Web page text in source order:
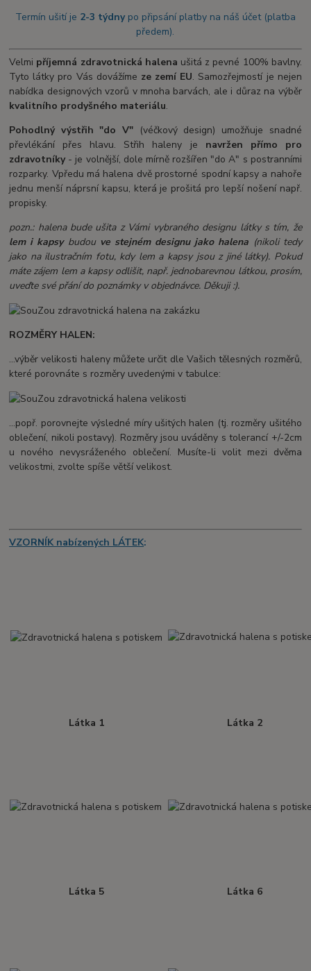
Termín ušití je 2-3 týdny po připsání platby na náš účet (platba
předem).
Velmi příjemná zdravotnická halena ušitá z pevné 100% bavlny.
Tyto látky pro Vás dovážíme ze zemí EU. Samozřejmostí je nejen
nabídka designových vzorů v mnoha barvách, ale i důraz na výběr
kvalitního prodyšného materiálu.
Pohodlný výstřih "do V" (véčkový design) umožňuje snadné
převlékání přes hlavu. Střih haleny je navržen přímo pro
zdravotníky- je volnější, dole mírně rozšířen "do A" s postranními
rozparky. Vpředu má halena dvě prostorné spodní kapsy a nahoře
jednu menší náprsní kapsu, která je prošitá pro lepší nošení např.
propisky.
pozn.: halena bude ušita z Vámi vybraného designu látky s tím, že
lem i kapsybudou ve stejném designu jako halena (nikoli tedy
jako na ilustračním fotu, kdy lem a kapsy jsou z jiné látky). Pokud
máte zájem lem a kapsy odlišit, např. jednobarevnou látkou, prosím,
uveďte své přání do poznámky v objednávce. Děkuji :).
ROZMĚRY HALEN:
...výběr velikosti haleny můžete určit dle Vašich tělesných rozměrů,
které porovnáte s rozměry uvedenými v tabulce:
...popř. porovnejte výsledné míry ušitých halen (tj. rozměry ušitého
oblečení, nikoli postavy). Rozměry jsou uváděny s tolerancí +/-2cm
u nového nevysráženého oblečení. Musíte-li volit mezi dvěma
velikostmi, zvolte spíše větší velikost.
VZORNÍK nabízených LÁTEK:
Látka 1 Látka 2
Látka 5 Látka 6